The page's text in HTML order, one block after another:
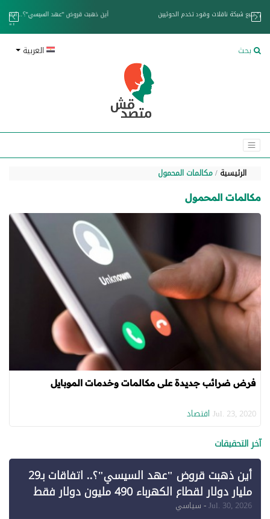
خزان عائم.. "متصدقش" تتبع شبكة ناقلات وقود تخدم الحوثيين
بحث العربية
الرئيسية مكالمات المحمول
مكالمات المحمول
فرض ضرائب جديدة على مكالمات وخدمات الموبايل
Jul. 23, 2020 اقتصاد
آخر التحقيقات
أين ذهبت قروض "عهد السيسي"؟.. اتفاقات بـ29
مليار دولار لقطاع الكهرباء 490 مليون دولار فقط
لـ"الطاقة المتجددة" (1)
Jul. 30, 2026- سياسي